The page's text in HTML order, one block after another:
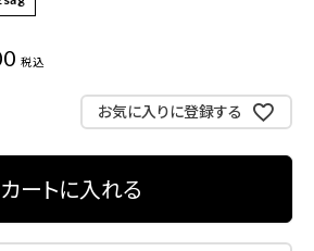
税込
お気に入りに登録する
カートに入れる